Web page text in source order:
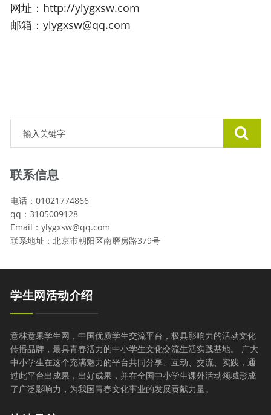
网址： http://ylygxsw.com
邮箱 ：ylygxsw@qq.com
联系信息
电话：01021774866
qq：3105009128
Email：ylygxsw@qq.com
联系地址：北京市朝阳区南磨房路379号
学生网活动介绍
意林意果学生网，中国优质学生交流平台，极具影响力的活动文化
传播品牌，最具青春活力的中小学生文化交流生活实践基地。 广大
中小学生在这个充满魅力的平台共同分享、互动、交流、实践，通
过此平台出成果，出好成果，并在全国中小学生课外活动领域形成
了广泛影响力，为我国青春文化事业的发展贡献力量。